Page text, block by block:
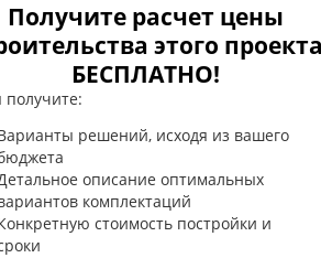
Получите расчет цены
этого проекта
БЕСПЛАТНО!
получите:
решений, исходя из вашего
описание оптимальных
комплектаций
стоимость постройки и